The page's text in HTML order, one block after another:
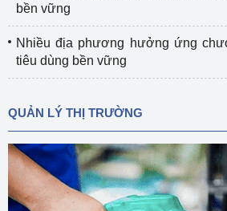
bền vững
Nhiều địa phương hưởng ứng
tiêu dùng bền vững
QUẢN LÝ THỊ TRƯỜNG